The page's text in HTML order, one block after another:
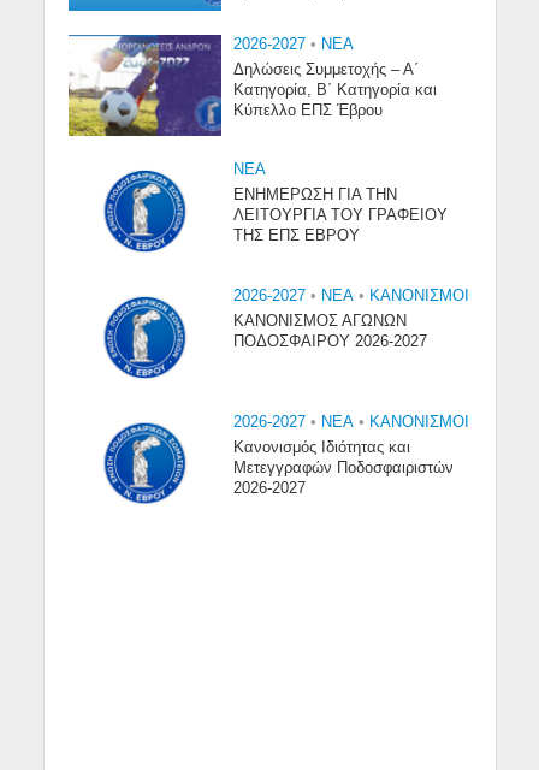
2026-2027 • NEA
Δηλώσεις Συμμετοχής – Α΄
Κατηγορία, Β΄ Κατηγορία και
Κύπελλο ΕΠΣ Έβρου
NEA
ΕΝΗΜΕΡΩΣΗ ΓΙΑ ΤΗΝ
ΛΕΙΤΟΥΡΓΙΑ ΤΟΥ ΓΡΑΦΕΙΟΥ
ΤΗΣ ΕΠΣ ΕΒΡΟΥ
2026-2027 • NEA • ΚΑΝΟΝΙΣΜΟΙ
ΚΑΝΟΝΙΣΜΟΣ ΑΓΩΝΩΝ
ΠΟΔΟΣΦΑΙΡΟΥ 2026-2027
2026-2027 • NEA • ΚΑΝΟΝΙΣΜΟΙ
Κανονισμός Ιδιότητας και
Μετεγγραφών Ποδοσφαιριστών
2026-2027